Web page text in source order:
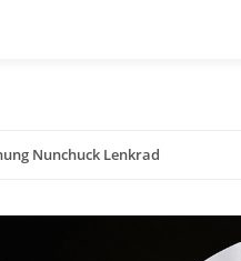
Nunchuck Lenkrad